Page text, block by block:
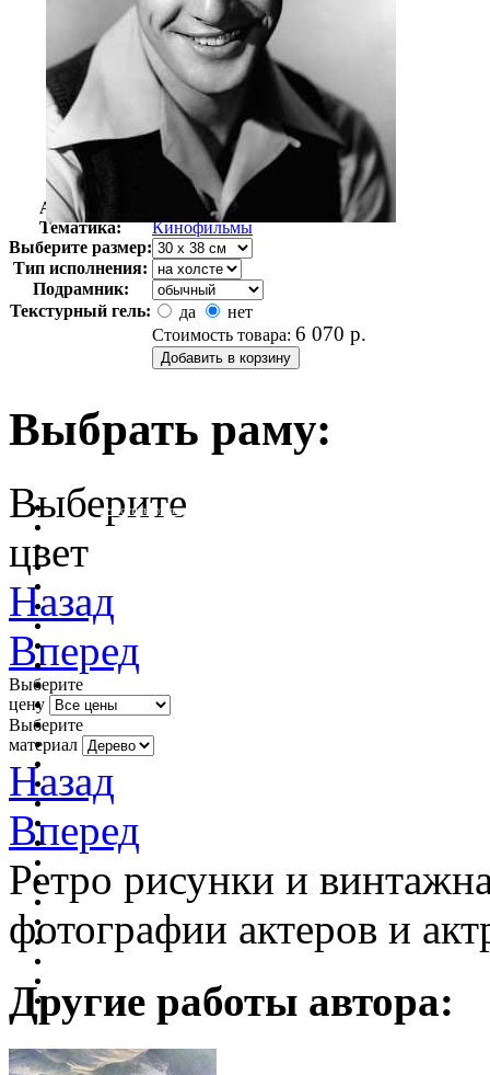
Автор:
Неизвестно
Арт-стиль
Ретро-Фотографии
Тематика:
Кинофильмы
Выберите размер:
Тип исполнения:
Подрамник:
Текстурный гель:
да
нет
Стоимость товара: 6 070 р.
Выбрать раму:
очистить фильтр цвета
Выберите
цвет
Назад
Вперед
Выберите
цену
Выберите
материал
Назад
Вперед
Ретро рисунки и
фотографии актеров и
Другие работы автора: